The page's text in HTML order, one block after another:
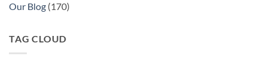
Our Blog (170)
TAG CLOUD